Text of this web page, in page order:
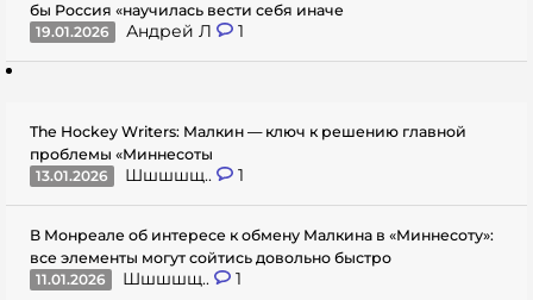
бы Россия «научилась вести себя иначе
19.01.2026
Андрей Л 1
The Hockey Writers: Малкин — ключ к решению главной
проблемы «Миннесоты
13.01.2026
Шшшшщ.. 1
В Монреале об интересе к обмену Малкина в «Миннесоту»:
все элементы могут сойтись довольно быстро
11.01.2026
Шшшшщ.. 1